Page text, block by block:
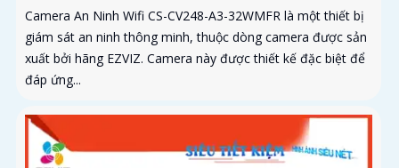
Camera An Ninh Wifi CS-CV248-A3-32WMFR là một thiết bị
giám sát an ninh thông minh, thuộc dòng camera được sản
xuất bởi hãng EZVIZ. Camera này được thiết kế đặc biệt để
đáp ứng...